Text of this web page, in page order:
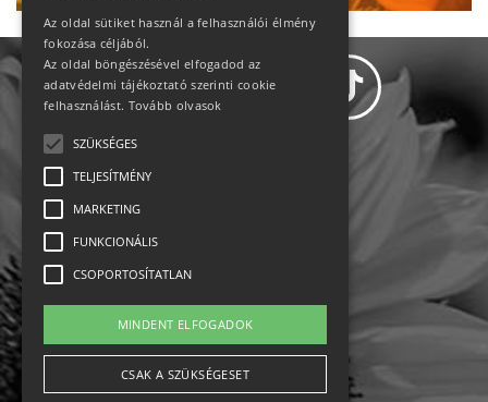
Impresszum-kapcsolat
Jogi nyilatkozat
Rólunk
Az oldal sütiket használ a felhasználói élmény
fokozása céljából.
Az oldal böngészésével elfogadod az
adatvédelmi tájékoztató szerinti cookie
felhasználást. Tovább olvasok
SZÜKSÉGES
TELJESÍTMÉNY
MARKETING
FUNKCIONÁLIS
CSOPORTOSÍTATLAN
MINDENT ELFOGADOK
CSAK A SZÜKSÉGESET